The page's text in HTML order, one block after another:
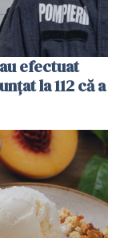
efectuat
la 112 că a